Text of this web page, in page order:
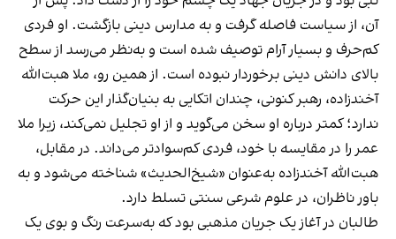
آن، از سیاست فاصله گرفت و به مدارس دینی بازگشت. او فردی
کم‌حرف و بسیار آرام توصیف شده است و به‌نظر می‌رسد از سطح
بالای دانش دینی برخوردار نبوده است. از همین رو، ملا هبت‌الله
آخندزاده، رهبر کنونی، چندان اتکایی به بنیان‌گذار این حرکت
ندارد؛ کمتر درباره او سخن می‌گوید و از او تجلیل نمی‌کند، زیرا ملا
عمر را در مقایسه با خود، فردی کم‌سوادتر می‌داند. در مقابل،
هبت‌الله آخندزاده به‌عنوان «شیخ‌الحدیث» شناخته می‌شود و به
باور ناظران، در علوم شرعی سنتی تسلط دارد.
طالبان در آغاز یک جریان مذهبی بود که به‌سرعت رنگ و بوی یک